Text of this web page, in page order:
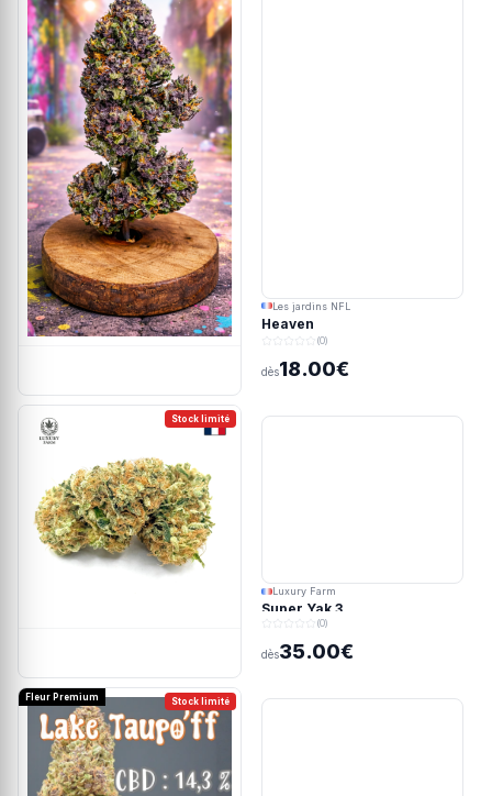
Les jardins NFL
Heaven
(0)
dès18.00€
Stock limité
Luxury Farm
Super Yak 3
(0)
dès35.00€
Stock limité
Fleur Premium